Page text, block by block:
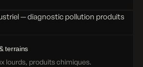
terrains
lourds, produits chimiques.